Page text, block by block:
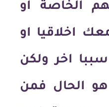
الخاصة او
اخلاقيا او
اخر ولكن
هو الحال فمن